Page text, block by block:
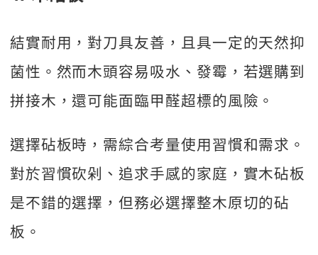
結實耐用，對刀具友善，且具一定的天然抑
菌性。然而木頭容易吸水、發霉，若選購到
拼接木，還可能面臨甲醛超標的風險。
選擇砧板時，需綜合考量使用習慣和需求。
對於習慣砍剁、追求手感的家庭，實木砧板
是不錯的選擇，但務必選擇整木原切的砧
板。